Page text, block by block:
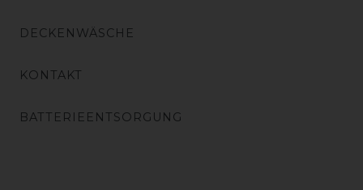
DECKENWÄSCHE
KONTAKT
BATTERIEENTSORGUNG